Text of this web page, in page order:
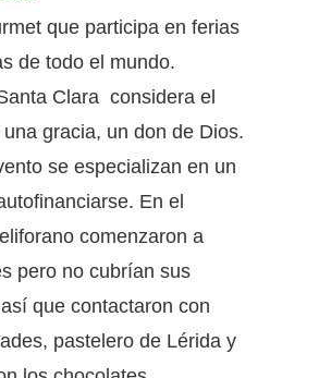
que participa en ferias
de todo el mundo.
Clara considera el
gracia, un don de Dios.
se especializan en un
En el
comenzaron a
pero no cubrían sus
que contactaron con
pastelero de Lérida y